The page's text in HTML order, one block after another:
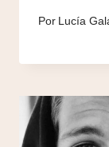
Por Lucía